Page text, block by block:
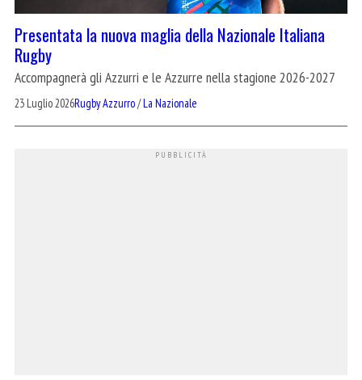
Presentata la nuova maglia della Nazionale Italiana
Rugby
Accompagnerà gli Azzurri e le Azzurre nella stagione 2026-2027
23 Luglio 2026Rugby Azzurro/La Nazionale